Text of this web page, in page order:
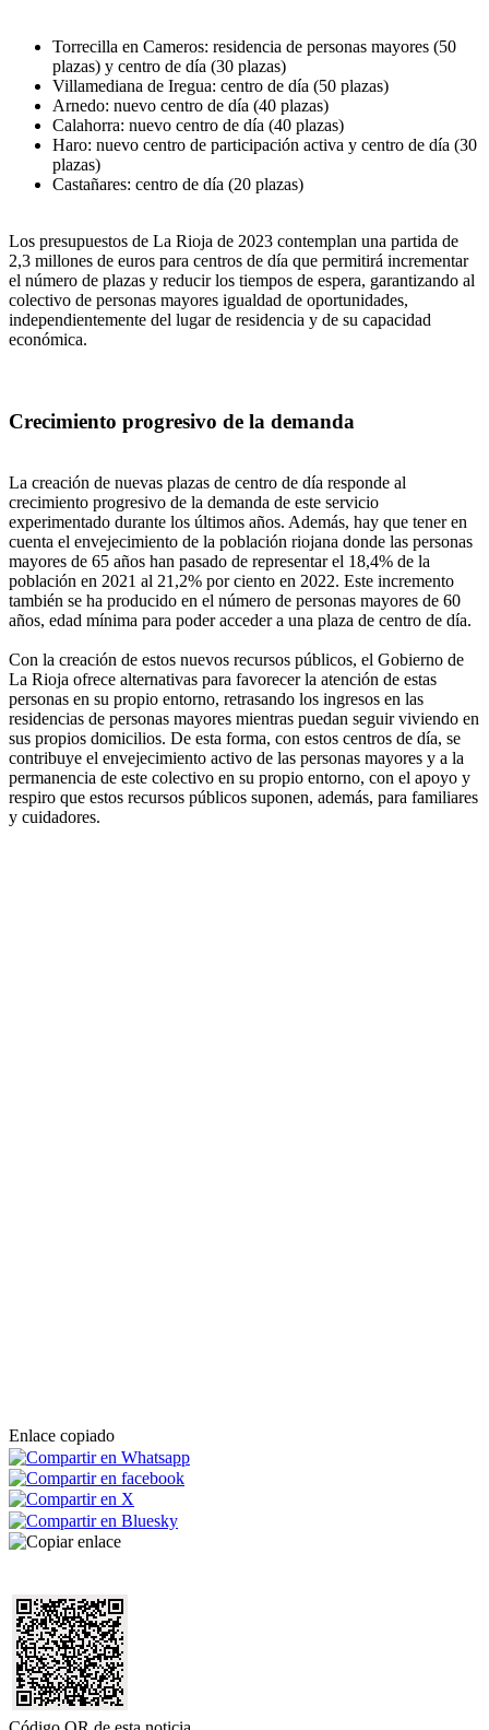
Torrecilla en Cameros: residencia de personas mayores (50
plazas) y centro de día (30 plazas)
Villamediana de Iregua: centro de día (50 plazas)
Arnedo: nuevo centro de día (40 plazas)
Calahorra: nuevo centro de día (40 plazas)
Haro: nuevo centro de participación activa y centro de día (30
plazas)
Castañares: centro de día (20 plazas)
Los presupuestos de La Rioja de 2023 contemplan una partida de
2,3 millones de euros para centros de día que permitirá incrementar
el número de plazas y reducir los tiempos de espera, garantizando al
colectivo de personas mayores igualdad de oportunidades,
independientemente del lugar de residencia y de su capacidad
económica.
Crecimiento progresivo de la demanda
La creación de nuevas plazas de centro de día responde al
crecimiento progresivo de la demanda de este servicio
experimentado durante los últimos años. Además, hay que tener en
cuenta el envejecimiento de la población riojana donde las personas
mayores de 65 años han pasado de representar el 18,4% de la
población en 2021 al 21,2% por ciento en 2022. Este incremento
también se ha producido en el número de personas mayores de 60
años, edad mínima para poder acceder a una plaza de centro de día.
Con la creación de estos nuevos recursos públicos, el Gobierno de
La Rioja ofrece alternativas para favorecer la atención de estas
personas en su propio entorno, retrasando los ingresos en las
residencias de personas mayores mientras puedan seguir viviendo en
sus propios domicilios. De esta forma, con estos centros de día, se
contribuye el envejecimiento activo de las personas mayores y a la
permanencia de este colectivo en su propio entorno, con el apoyo y
respiro que estos recursos públicos suponen, además, para familiares
y cuidadores.
Enlace copiado